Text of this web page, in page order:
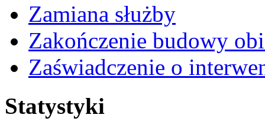
Zamiana służby
Zakończenie budowy
Zaświadczenie o
Statystyki